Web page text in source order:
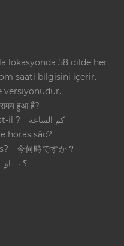
lokasyonda 58 dilde her
saati bilgisini içerir.
versiyonudur.
समय हुआ है?
il ?
كم الساعة
horas são?
今何時ですか？
؟ےہ